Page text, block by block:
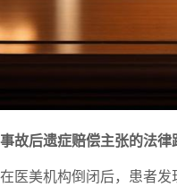
事故后遗症赔偿主张的法律
在医美机构倒闭后，患者发